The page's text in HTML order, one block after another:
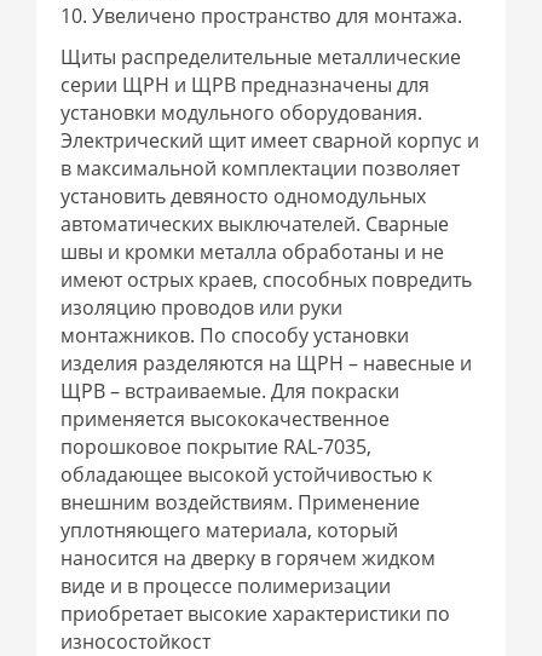
10. Увеличено пространство для монтажа.
Щиты распределительные металлические
серии ЩРН и ЩРВ предназначены для
установки модульного оборудования.
Электрический щит имеет сварной корпус и
в максимальной комплектации позволяет
установить девяносто одномодульных
автоматических выключателей. Сварные
швы и кромки металла обработаны и не
имеют острых краев, способных повредить
изоляцию проводов или руки
монтажников. По способу установки
изделия разделяются на ЩРН – навесные и
ЩРВ – встраиваемые. Для покраски
применяется высококачественное
порошковое покрытие RAL-7035,
обладающее высокой устойчивостью к
внешним воздействиям. Применение
уплотняющего материала, который
наносится на дверку в горячем жидком
виде и в процессе полимеризации
приобретает высокие характеристики по
износостойкост